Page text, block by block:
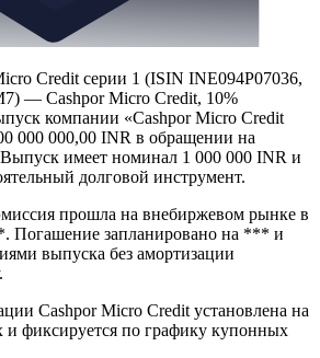
Credit серии 1 (ISIN INE094P07036,
— Cashpor Micro Credit, 10%
000 000,00 INR в обращении на
имеет номинал 1 000 000 INR и
долговой инструмент.
Погашение запланировано на *** и
выпуска без амортизации